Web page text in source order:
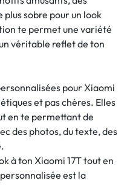
plus sobre pour un look
te permet une variété
véritable reflet de ton
pour Xiaomi
et pas chères. Elles
en te permettant de
des photos, du texte, des
à ton Xiaomi 17T tout en
est la